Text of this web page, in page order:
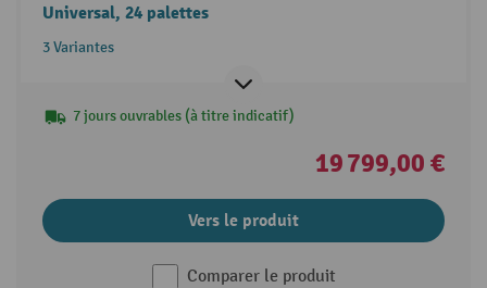
Universal, 24 palettes
3 Variantes
7 jours ouvrables (à titre indicatif)
19 799,00 €
Vers le produit
Comparer le produit